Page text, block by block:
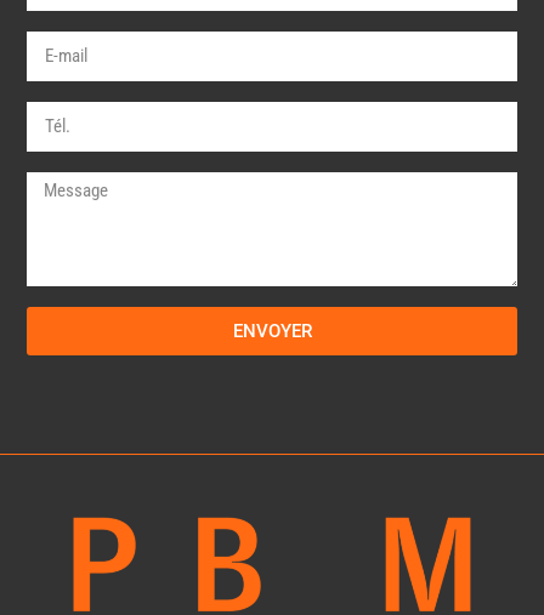
ENVOYER